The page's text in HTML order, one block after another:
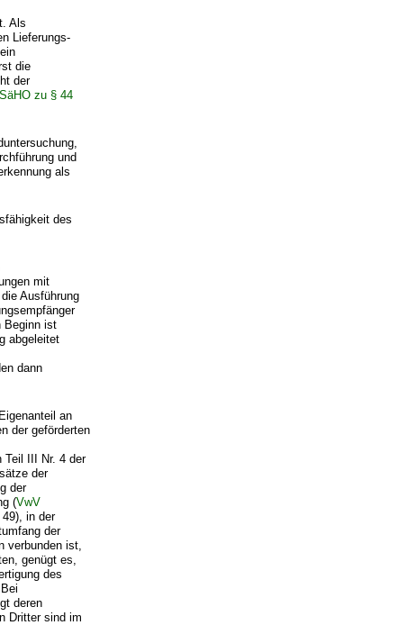
Als
Lieferungs-
die
der
zu § 44
und
als
des
mit
Ausführung
Beginn ist
abgeleitet
dann
an
der geförderten
Teil III Nr. 4 der
der
der
(VwV
in der
der
verbunden ist,
genügt es,
des
deren
Dritter sind im